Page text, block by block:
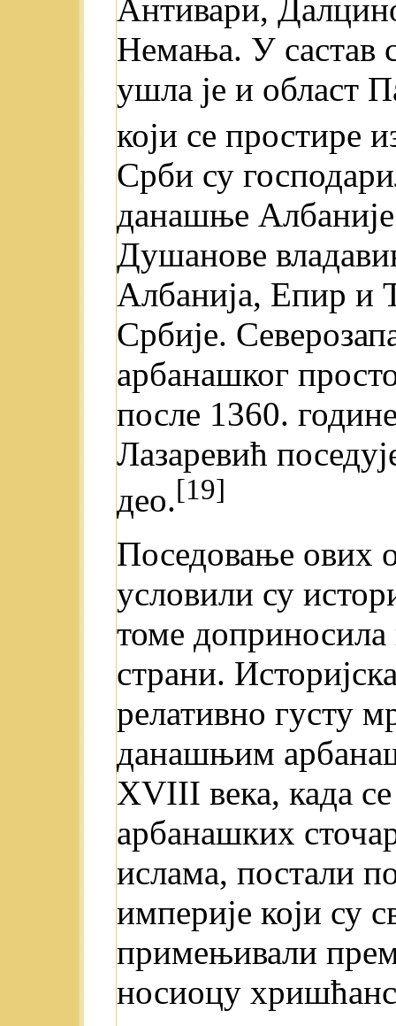
Антивари,
Немања. У састав
ушла je и област
који се простире
Срби су
данашње
Душанове
Албанија, Епир и
Србије.
арбанашког
после 1360.
Лазаревић
део.[19]
Поседовање ових
условили су
томе доприносила
страни.
релативно густу
данашњим
XVIII века, када се
арбанашких
ислама, постали
империје који су
примењивали
носиоцу